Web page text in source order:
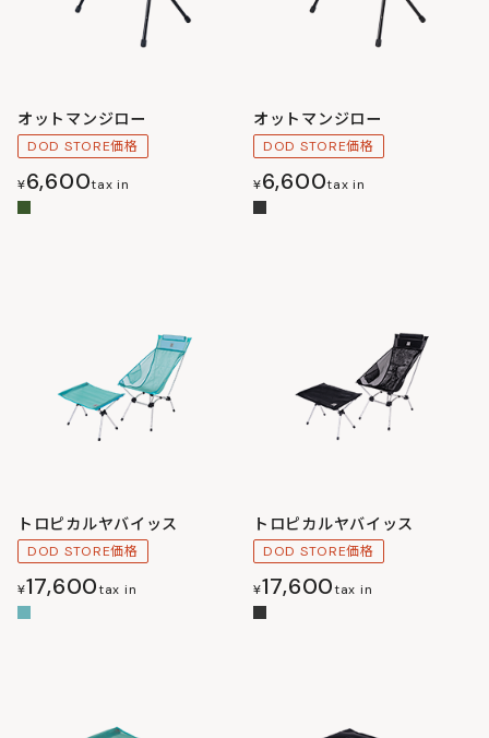
オットマンジロー
DOD STORE価格
¥6,600tax in
オットマンジロー
DOD STORE価格
¥6,600tax in
トロピカルヤバイッス
DOD STORE価格
¥17,600tax in
トロピカルヤバイッス
DOD STORE価格
¥17,600tax in